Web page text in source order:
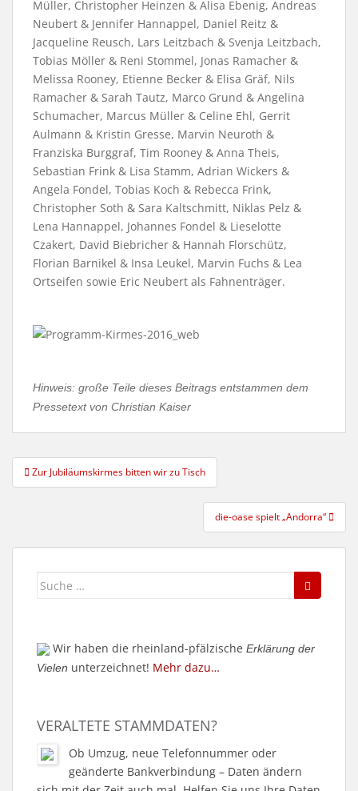
Müller, Christopher Heinzen & Alisa Ebenig, Andreas
Neubert & Jennifer Hannappel, Daniel Reitz &
Jacqueline Reusch, Lars Leitzbach & Svenja Leitzbach,
Tobias Möller & Reni Stommel, Jonas Ramacher &
Melissa Rooney, Etienne Becker & Elisa Gräf, Nils
Ramacher & Sarah Tautz, Marco Grund & Angelina
Schumacher, Marcus Müller & Celine Ehl, Gerrit
Aulmann & Kristin Gresse, Marvin Neuroth &
Franziska Burggraf, Tim Rooney & Anna Theis,
Sebastian Frink & Lisa Stamm, Adrian Wickers &
Angela Fondel, Tobias Koch & Rebecca Frink,
Christopher Soth & Sara Kaltschmitt, Niklas Pelz &
Lena Hannappel, Johannes Fondel & Lieselotte
Czakert, David Biebricher & Hannah Florschütz,
Florian Barnikel & Insa Leukel, Marvin Fuchs & Lea
Ortseifen sowie Eric Neubert als Fahnenträger.
Hinweis: große Teile dieses Beitrags entstammen dem
Pressetext von Christian Kaiser
Beitragsnavigation
Zur Jubiläumskirmes bitten wir zu Tisch
die-oase spielt „Andorra“
Suche
Wir haben die rheinland-pfälzische Erklärung der
Vielen unterzeichnet! Mehr dazu…
VERALTETE STAMMDATEN?
Ob Umzug, neue Telefonnummer oder
geänderte Bankverbindung – Daten ändern